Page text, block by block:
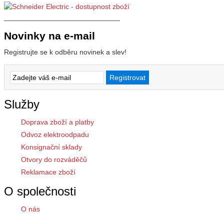
Novinky na e-mail
Registrujte se k odběru novinek a slev!
Služby
Doprava zboží a platby
Odvoz elektroodpadu
Konsignační sklady
Otvory do rozváděčů
Reklamace zboží
O společnosti
O nás